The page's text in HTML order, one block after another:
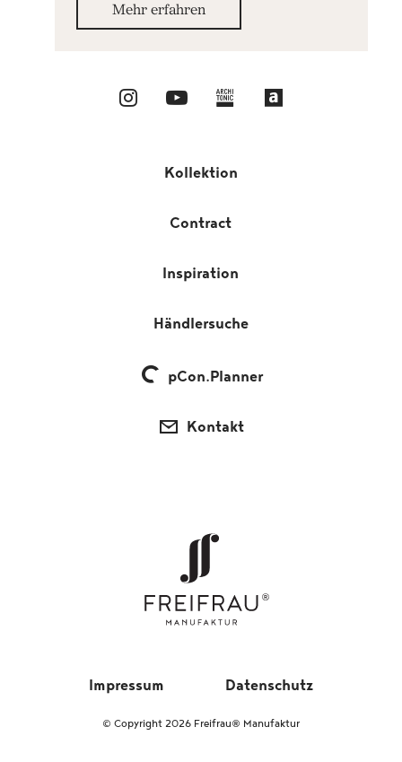
Mehr erfahren
Kollektion
Contract
Inspiration
Händlersuche
pCon.Planner
Kontakt
Impressum Datenschutz
© Copyright 2026 Freifrau® Manufaktur